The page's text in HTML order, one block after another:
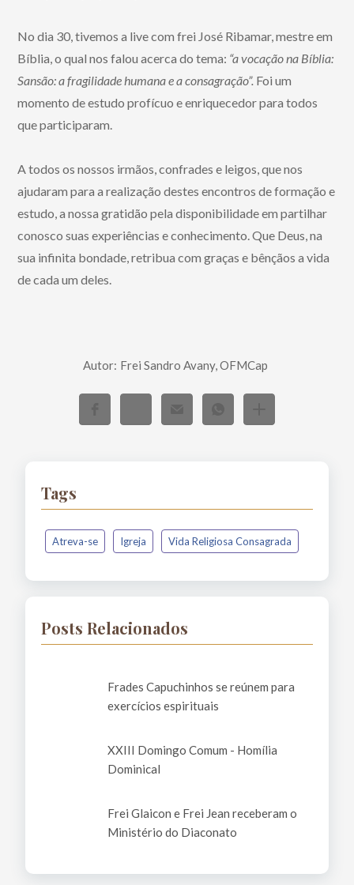
No dia 30, tivemos a live com frei José Ribamar, mestre em
Bíblia, o qual nos falou acerca do tema: “a vocação na Bíblia:
Sansão: a fragilidade humana e a consagração”. Foi um
momento de estudo profícuo e enriquecedor para todos
que participaram.
A todos os nossos irmãos, confrades e leigos, que nos
ajudaram para a realização destes encontros de formação e
estudo, a nossa gratidão pela disponibilidade em partilhar
conosco suas experiências e conhecimento. Que Deus, na
sua infinita bondade, retribua com graças e bênçãos a vida
de cada um deles.
Autor: Frei Sandro Avany, OFMCap
Tags
Atreva-se Igreja Vida Religiosa Consagrada
Posts Relacionados
Frades Capuchinhos se reúnem para
exercícios espirituais
XXIII Domingo Comum - Homília
Dominical
Frei Glaicon e Frei Jean receberam o
Ministério do Diaconato